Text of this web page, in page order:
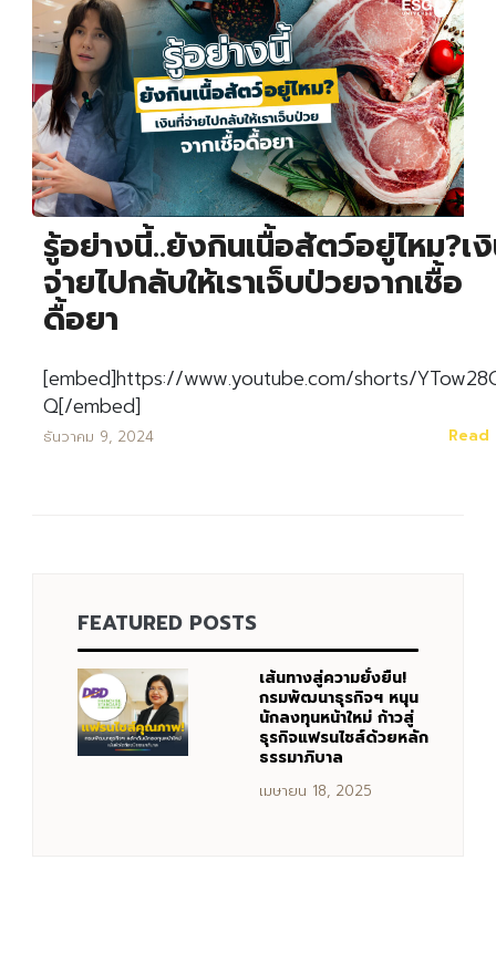
Search
for: Search
รู้อย่างนี้..ยังกินเนื้อสัตว์อยู่ไหม?เ
จ่ายไปกลับให้เราเจ็บป่วยจากเชื้อ
ดื้อยา
[embed]https://www.youtube.com/shorts/
Q[/embed]
ธันวาคม 9, 2024 Read
FEATURED POSTS
เส้นทางสู่ความยั่งยืน!
กรมพัฒนาธุรกิจฯ หนุน
นักลงทุนหน้าใหม่ ก้าวสู่
ธุรกิจแฟรนไชส์ด้วยหลัก
ธรรมาภิบาล
เมษายน 18, 2025